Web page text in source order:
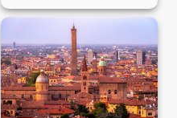
Ταξίδι στην Μπολόνια →
4 ημέρες από 238€,
αεροπορικά και διαμονή